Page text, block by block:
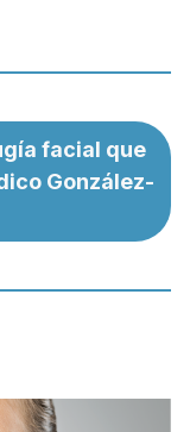
facial que
González-